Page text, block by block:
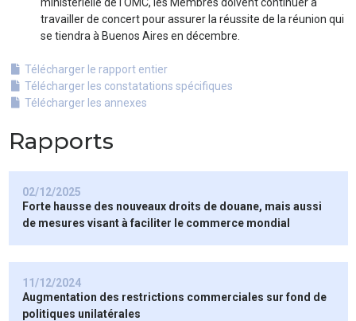
Rapports
02/12/2025
Forte hausse des nouveaux droits de douane, mais aussi
de mesures visant à faciliter le commerce mondial
11/12/2024
Augmentation des restrictions commerciales sur fond de
politiques unilatérales
travailler de concert pour assurer la réussite de la réunion qui
se tiendra à Buenos Aires en décembre.
Télécharger le rapport entier
Télécharger les constatations spécifiques
Télécharger les annexes